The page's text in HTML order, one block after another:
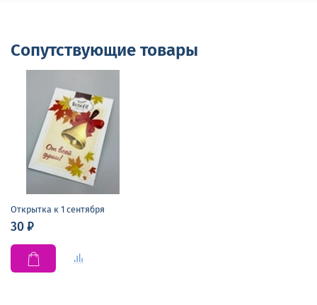
Сопутствующие товары
Открытка к 1 сентября
30 ₽